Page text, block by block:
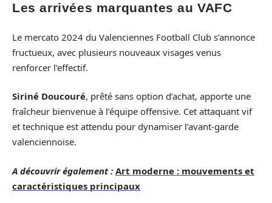
Les arrivées marquantes au VAFC
Le mercato 2024 du Valenciennes Football Club s’annonce
fructueux, avec plusieurs nouveaux visages venus
renforcer l’effectif.
Siriné Doucouré, prêté sans option d’achat, apporte une
fraîcheur bienvenue à l’équipe offensive. Cet attaquant vif
et technique est attendu pour dynamiser l’avant-garde
valenciennoise.
A découvrir également : Art moderne : mouvements et
caractéristiques principaux